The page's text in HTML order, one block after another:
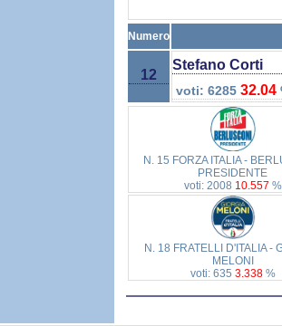
Numero
12
Stefano Corti
voti: 6285 32.04
N. 15 FORZA ITALIA -
PRESIDENTE
voti: 2008 10.557 %
N. 18 FRATELLI D'ITALIA -
MELONI
voti: 635 3.338 %